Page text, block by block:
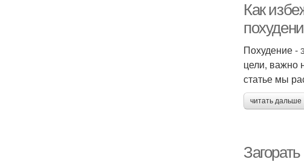
Как
Похудение -
цели, важно
статье мы
читать